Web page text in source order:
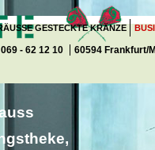
069 - 62 12 10 60594 Frankfurt/
GESTECKTE KRÄNZE